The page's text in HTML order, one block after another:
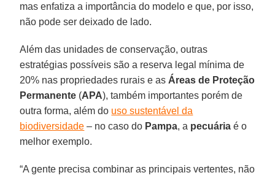
mas enfatiza a importância do modelo e que, por isso,
não pode ser deixado de lado.
Além das unidades de conservação, outras
estratégias possíveis são a reserva legal mínima de
20% nas propriedades rurais e as Áreas de Proteção
Permanente (APA), também importantes porém de
outra forma, além do uso sustentável da
biodiversidade – no caso do Pampa, a pecuária é o
melhor exemplo.
“A gente precisa combinar as principais vertentes, não